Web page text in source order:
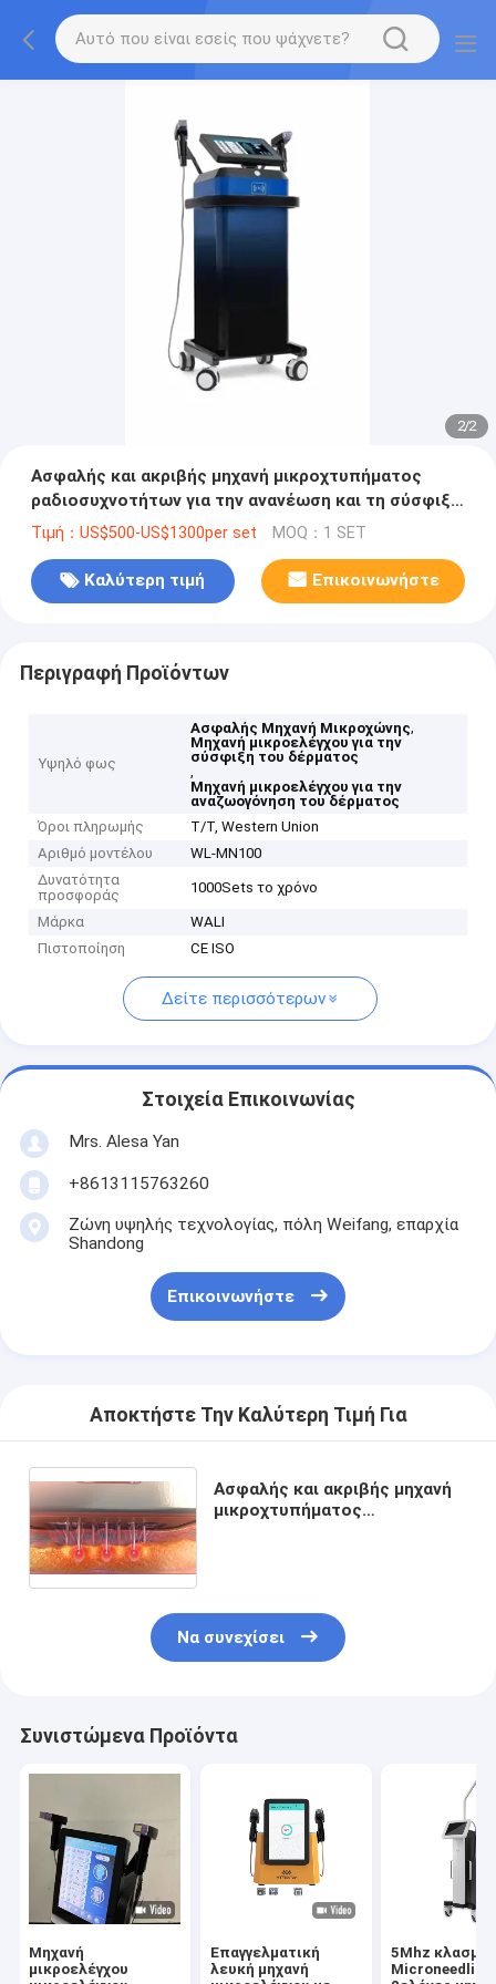
2/2
Ασφαλής και ακριβής μηχανή μικροχτυπήματος
ραδιοσυχνοτήτων για την ανανέωση και τη σύσφιξη
του δέρματος
Τιμή：US$500-US$1300per set MOQ：1 SET
Καλύτερη τιμή Επικοινωνήστε
Περιγραφή Προϊόντων
Υψηλό φως
Ασφαλής Μηχανή Μικροχώνης,
Μηχανή μικροελέγχου για την
σύσφιξη του δέρματος
,
Μηχανή μικροελέγχου για την
αναζωογόνηση του δέρματος
Όροι πληρωμής
T/T, Western Union
Αριθμό μοντέλου
WL-MN100
Δυνατότητα
προσφοράς
1000Sets το χρόνο
Μάρκα
WALI
Πιστοποίηση
CE ISO
Δείτε περισσότερων
Στοιχεία Επικοινωνίας
Mrs. Alesa Yan
+8613115763260
Ζώνη υψηλής τεχνολογίας, πόλη Weifang, επαρχία
Shandong
Επικοινωνήστε
Αποκτήστε Την Καλύτερη Τιμή Για
Ασφαλής και ακριβής μηχανή
μικροχτυπήματος
Να συνεχίσει
Συνιστώμενα Προϊόντα
Μηχανή
μικροελέγχου
Επαγγελματική
λευκή μηχανή
5Mhz
Microneedling